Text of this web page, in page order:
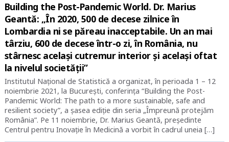
Building the Post-Pandemic World. Dr. Marius
Geantă: „În 2020, 500 de decese zilnice în
Lombardia ni se păreau inacceptabile. Un an mai
târziu, 600 de decese într-o zi, în România, nu
stârnesc același cutremur interior și același oftat
la nivelul societății”
Institutul Național de Statistică a organizat, în perioada 1 – 12
noiembrie 2021, la București, conferința “Building the Post-
Pandemic World: The path to a more sustainable, safe and
resilient society”, a șasea ediție din seria „Împreună protejăm
România”. Pe 11 noiembrie, Dr. Marius Geantă, președinte
Centrul pentru Inovație în Medicină a vorbit în cadrul uneia […]